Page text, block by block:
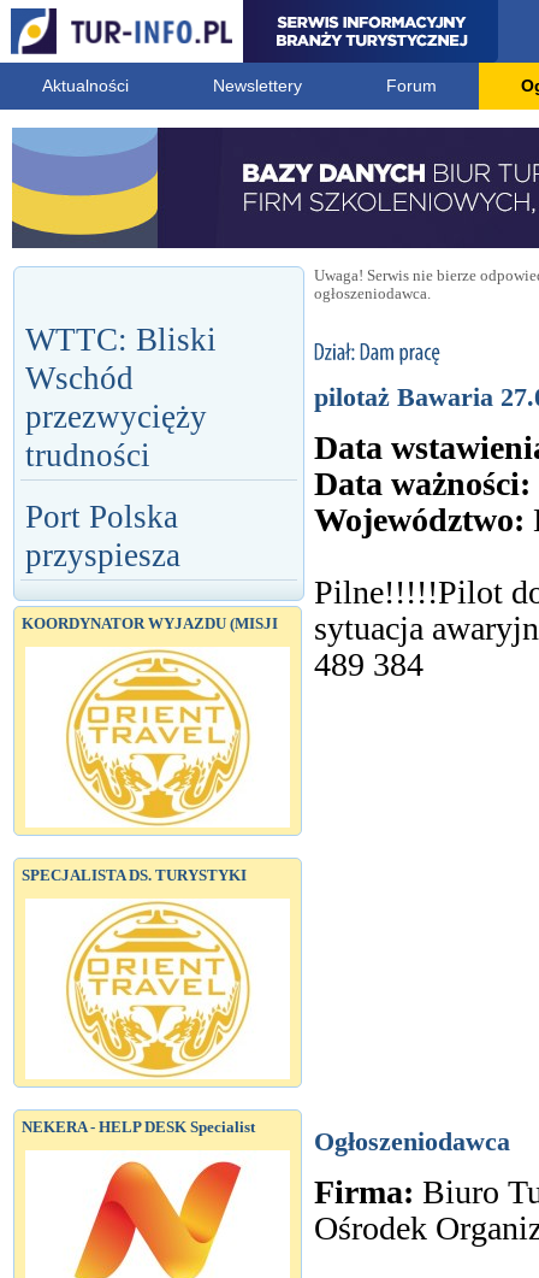
Aktualności Newslettery Forum
WTTC: Bliski
Wschód
przezwycięży
trudności
Port Polska
przyspiesza
KOORDYNATOR WYJAZDU (MISJI
SPECJALISTA DS. TURYSTYKI
NEKERA - HELP DESK Specialist
Uwaga! Serwis nie bierze
ogłoszeniodawca.
pilotaż Bawaria
Data
Data ważności:
Województwo:
Pilne!!!!!Pilot
sytuacja
489 384
Ogłoszeniodawca
Firma: Biuro
Ośrodek